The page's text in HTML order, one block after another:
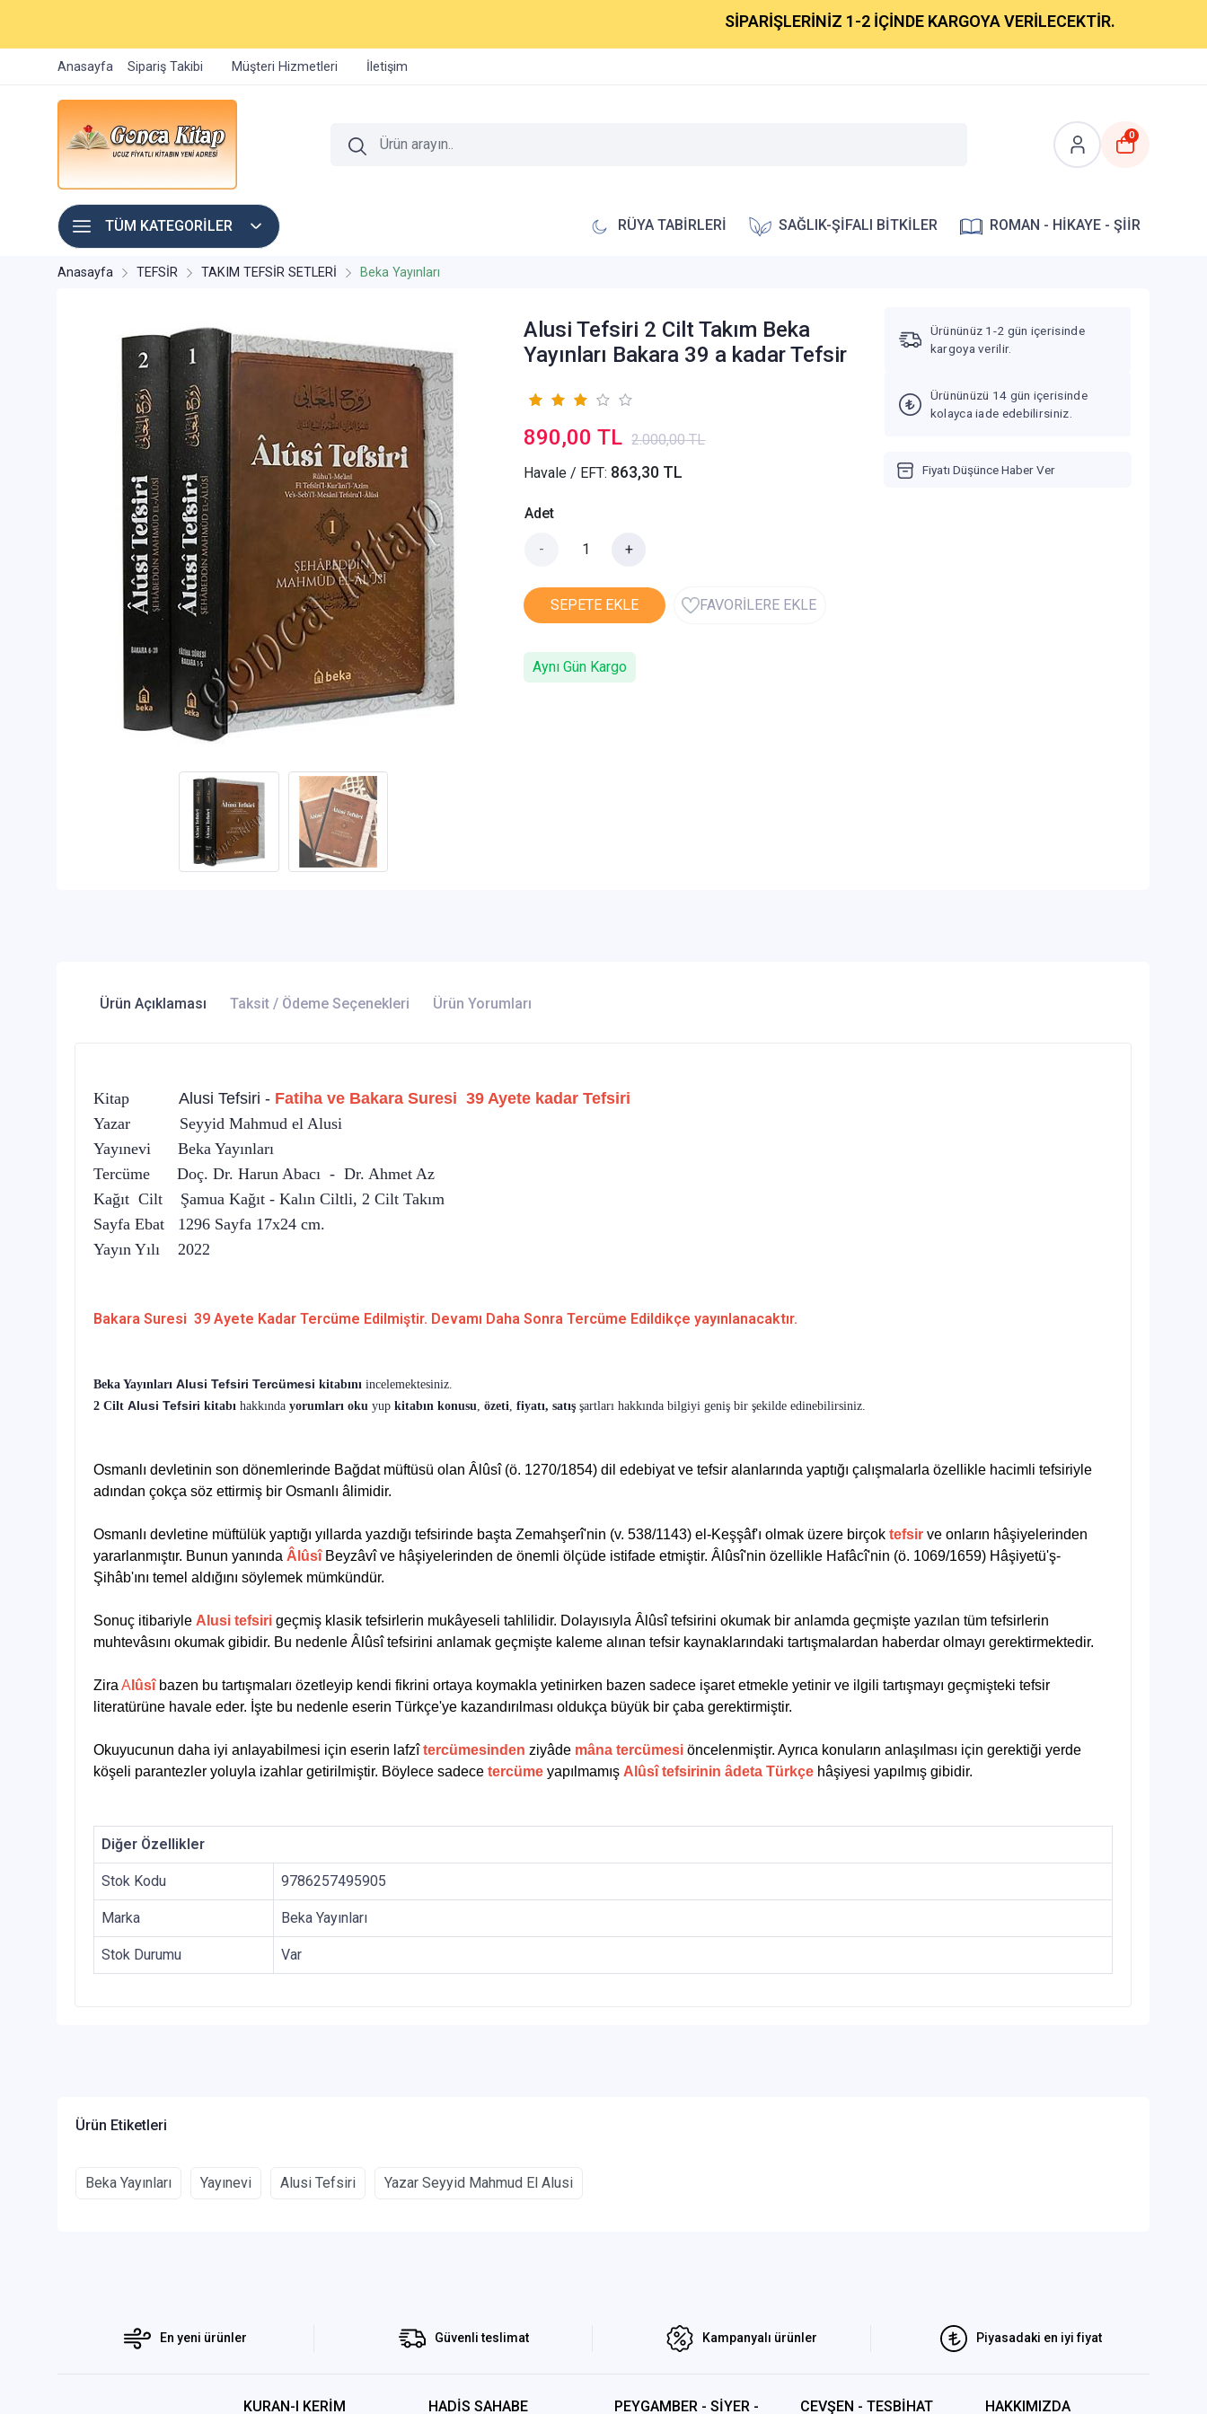
SİPARİŞLERİNİZ 1-2 İÇİNDE KARGOYA VERİLECEKTİR.
Anasayfa Sipariş Takibi Müşteri Hizmetleri İletişim
0
TÜM KATEGORİLER RÜYA TABİRLERİ SAĞLIK-ŞİFALI BİTKİLER ROMAN - HİKAYE - ŞİİR
Anasayfa TEFSİR TAKIM TEFSİR SETLERİ Beka Yayınları
Alusi Tefsiri 2 Cilt Takım Beka
Yayınları Bakara 39 a kadar Tefsir
890,00 TL 2.000,00 TL
Havale / EFT: 863,30 TL
Adet
- +
SEPETE EKLE FAVORİLERE EKLE
Aynı Gün Kargo
Ürününüz 1-2 gün içerisinde
kargoya verilir.
Ürününüzü 14 gün içerisinde
kolayca iade edebilirsiniz.
Fiyatı Düşünce Haber Ver
Ürün Açıklaması Taksit / Ödeme Seçenekleri Ürün Yorumları
Kitap Alusi Tefsiri - Fatiha ve Bakara Suresi 39 Ayete kadar Tefsiri
Yazar Seyyid Mahmud el Alusi
Yayınevi Beka Yayınları
Tercüme Doç. Dr. Harun Abacı - Dr. Ahmet Az
Kağıt Cilt Şamua Kağıt - Kalın Ciltli, 2 Cilt Takım
Sayfa Ebat 1296 Sayfa 17x24 cm.
Yayın Yılı 2022
Bakara Suresi 39 Ayete Kadar Tercüme Edilmiştir. Devamı Daha Sonra Tercüme Edildikçe yayınlanacaktır.
Beka Yayınları Alusi Tefsiri Tercümesi kitabını incelemektesiniz.
2 Cilt Alusi Tefsiri kitabı hakkında yorumları oku yup kitabın konusu özeti fiyatı, satış şartları hakkında bilgiyi geniş bir şekilde edinebilirsiniz.
Osmanlı devletinin son dönemlerinde Bağdat müftüsü olan Âlûsî (ö. 1270/1854) dil edebiyat ve tefsir alanlarında yaptığı çalışmalarla özellikle hacimli tefsiriyle
adından çokça söz ettirmiş bir Osmanlı âlimidir.
Osmanlı devletine müftülük yaptığı yıllarda yazdığı tefsirinde başta Zemahşerî'nin (v. 538/1143) el-Keşşâf'ı olmak üzere birçok tefsir ve onların hâşiyelerinden
yararlanmıştır. Bunun yanında ÂlûsîBeyzâvî ve hâşiyelerinden de önemli ölçüde istifade etmiştir. Âlûsî'nin özellikle Hafâcî'nin (ö. 1069/1659) Hâşiyetü'ş-
Şihâb'ını temel aldığını söylemek mümkündür.
Sonuç itibariyle A lusi tefsiri geçmiş klasik tefsirlerin mukâyeseli tahlilidir. Dolayısıyla Âlûsî tefsirini okumak bir anlamda geçmişte yazılan tüm tefsirlerin
muhtevâsını okumak gibidir. Bu nedenle Âlûsî tefsirini anlamak geçmişte kaleme alınan tefsir kaynaklarındaki tartışmalardan haberdar olmayı gerektirmektedir.
Zira A lûsî bazen bu tartışmaları özetleyip kendi fikrini ortaya koymakla yetinirken bazen sadece işaret etmekle yetinir ve ilgili tartışmayı geçmişteki tefsir
literatürüne havale eder. İşte bu nedenle eserin Türkçe'ye kazandırılması oldukça büyük bir çaba gerektirmiştir.
Okuyucunun daha iyi anlayabilmesi için eserin lafzîtercümesinden ziyâde mâna tercümesi öncelenmiştir. Ayrıca konuların anlaşılması için gerektiği yerde
köşeli parantezler yoluyla izahlar getirilmiştir. Böylece sadece tercüme yapılmamış Alûsî tefsirinin âdeta Türkçe hâşiyesi yapılmış gibidir.
Diğer Özellikler
Stok Kodu 9786257495905
Marka Beka Yayınları
Stok Durumu Var
Ürün Etiketleri
Beka Yayınları Yayınevi Alusi Tefsiri Yazar Seyyid Mahmud El Alusi
En yeni ürünler Güvenli teslimat Kampanyalı ürünler Piyasadaki en iyi fiyat
KURAN-I KERİM HADİS SAHABE PEYGAMBER - SİYER - CEVŞEN - TESBİHAT HAKKIMIZDA